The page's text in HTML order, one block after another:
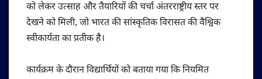
को लेकर उत्साह और तैयारियों की चर्चा अंतरराष्ट्रीय स्तर पर
देखने को मिली, जो भारत की सांस्कृतिक विरासत की वैश्विक
स्वीकार्यता का प्रतीक है।
कार्यक्रम के दौरान विद्यार्थियों को बताया गया कि नियमित